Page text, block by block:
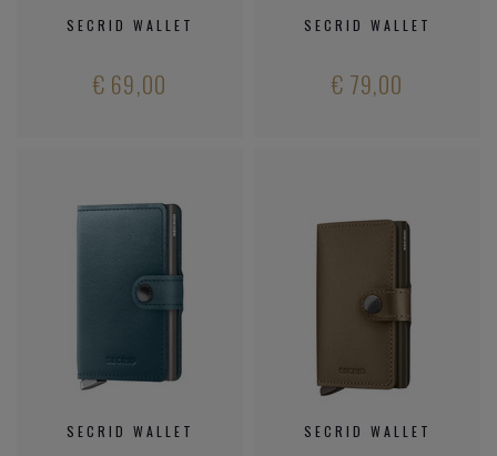
SECRID WALLET
€ 69,00
SECRID WALLET
€ 79,00
SECRID WALLET SECRID WALLET